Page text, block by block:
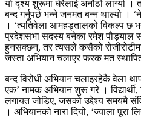
यो दृश्य शुरूमा धेरैलाई अनौठो लाग्यो ।
बन्द गर्नुपर्छ भन्ने जनमत बन्न थाल्यो ।
। ‘त्यतिवेला आमहड्तालको विकल्प छ
प्रदेशसभा सदस्य बनेका रमेश पौड्याल
हुनसक्छन्, तर त्यसले कसैको
जस्ता अभियान चलाएर फरक मत
बन्द विरोधी अभियान चलाइरहेकै वेला
एक’ नामक अभियान शुरू गरे । विद्यार्थी,
लगायत जोडिए, जसको उद्देश्य समयमै
। अभियानको नारा दियो, ‘ज्याला पूरा